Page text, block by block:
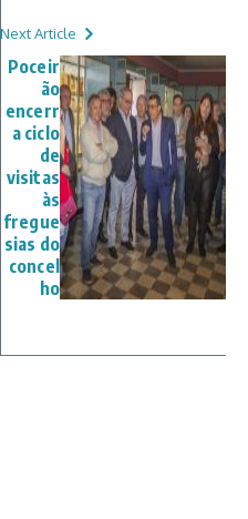
Next Article
Poceir
ão
encerr
a ciclo
de
visitas
às
fregue
sias do
concel
ho